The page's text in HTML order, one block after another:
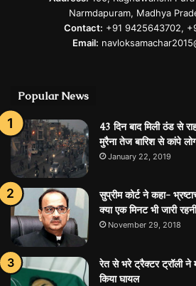
Narmdapuram, Madhya
Contact: +91 9425643702,
Email:
Popular News
43 दिन बाद मिली ठंड से
मुरैना तेज बारिश से कांपे
January 22, 2019
सुप्रीम कोर्ट ने कहा-
क्या एक मिनट भी जारी
November 29, 2018
रेत से भरे ट्रैक्टर ट्रॉली
किया घायल